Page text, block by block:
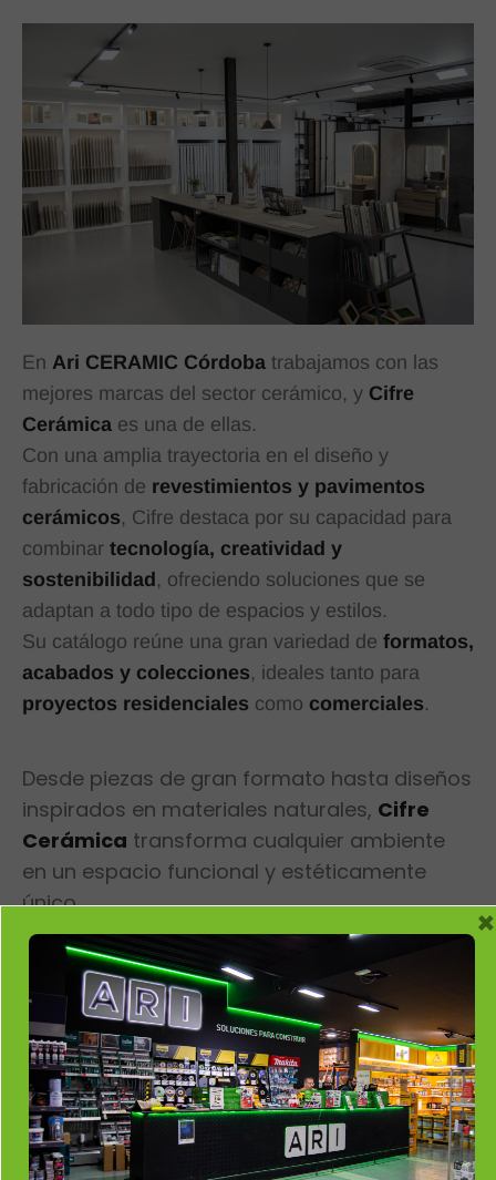
En Ari CERAMIC Córdoba trabajamos con las
mejores marcas del sector cerámico, y Cifre
Cerámica es una de ellas.
Con una amplia trayectoria en el diseño y
fabricación de revestimientos y pavimentos
cerámicos, Cifre destaca por su capacidad para
combinar tecnología, creatividad y
sostenibilidad, ofreciendo soluciones que se
adaptan a todo tipo de espacios y estilos.
Su catálogo reúne una gran variedad de formatos,
acabados y colecciones, ideales tanto para
proyectos residenciales como comerciales.
Desde piezas de gran formato hasta diseños
inspirados en materiales naturales, Cifre
Cerámica transforma cualquier ambiente
en un espacio funcional y estéticamente
único.
En nuestro showroom de
Ari Ceramic
Córdobapuedes descubrir las últimas
novedades de la marca y recibir un
asesoramiento personalizado para elegir la
mejor opción para tu proyecto.
Solicita Tu Presupuesto
×